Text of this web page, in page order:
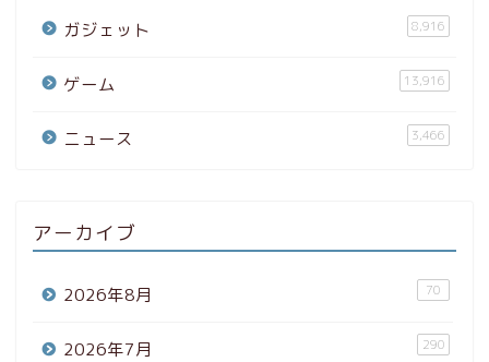
ガジェット 8,916
ゲーム 13,916
ニュース 3,466
アーカイブ
2026年8月 70
2026年7月 290